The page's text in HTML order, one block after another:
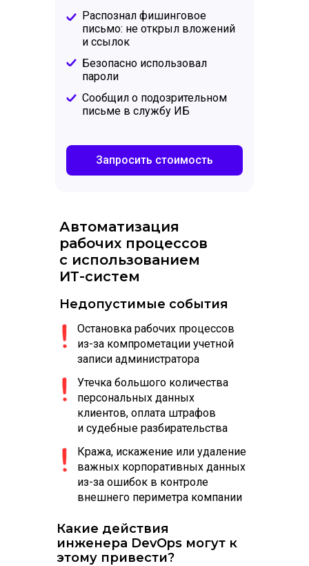
Распознал фишинговое
письмо: не открыл вложений
и ссылок
Безопасно использовал
пароли
Запросить стоимость
Сообщил о подозрительном
письме в службу ИБ
Автоматизация
рабочих процессов
с использованием
ИТ-систем
Недопустимые события
Какие действия
инженера DevOps могут к
этому привести?
Остановка рабочих процессов
из-за компрометации учетной
записи администратора
Утечка большого количества
персональных данных
клиентов, оплата штрафов
и судебные разбирательства
Кража, искажение или удаление
важных корпоративных данных
из-за ошибок в контроле
внешнего периметра компании